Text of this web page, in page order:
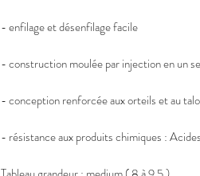
- enfilage et désenfilage facile
- construction moulée par injection en un
- conception renforcée aux orteils et au
- résistance aux produits chimiques :